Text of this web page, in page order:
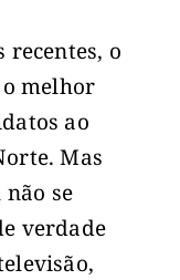
o
melhor
ao
Mas
se
verdade